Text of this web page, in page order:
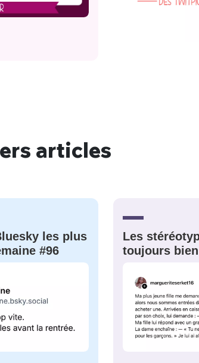
articles
les plus
#96
Les
toujours
vous proposer ?
Ma